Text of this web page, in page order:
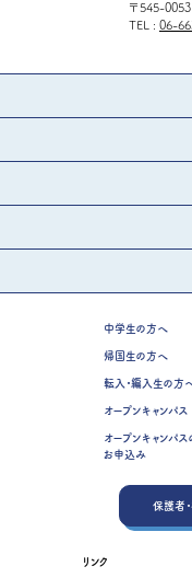
〒545-
TEL
06-
中学生の方へ
帰国生の方へ
転入・編入生の方
オープンキャンパス
オープンキャンパス
お申込み
保護者
リンク